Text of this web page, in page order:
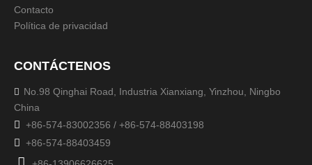
Contacto
Política de privacidad
CONTÁCTENOS
 No.98 Qinghai Road, Industria Xianxiang, Yinzhou, Ningbo
China
 +86-574-83002356 / +86-574-88403198
 +86-574-88403459